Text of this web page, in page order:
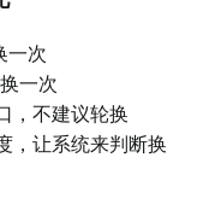
一次
一次
，不建议轮换
，让系统来判断换